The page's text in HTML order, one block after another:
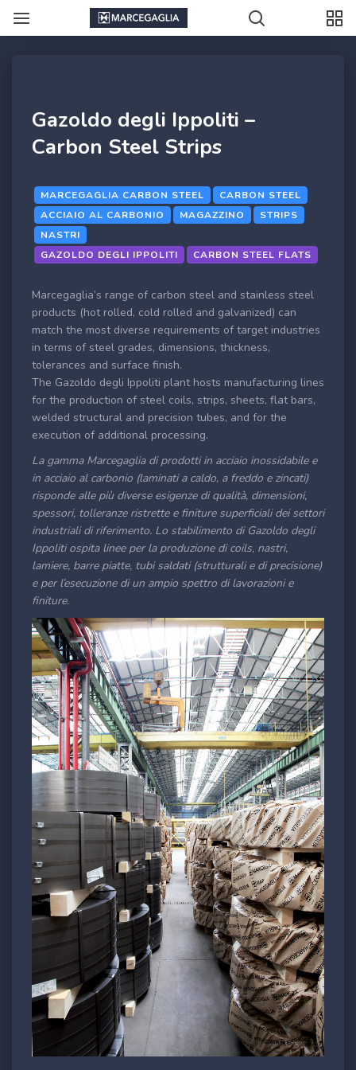
Gazoldo degli Ippoliti –
Carbon Steel Strips
MARCEGAGLIA CARBON STEEL
CARBON STEEL
ACCIAIO AL CARBONIO
MAGAZZINO
STRIPS
NASTRI
GAZOLDO DEGLI IPPOLITI
CARBON STEEL FLATS
Marcegaglia’s range of carbon steel and stainless steel
products (hot rolled, cold rolled and galvanized) can
match the most diverse requirements of target industries
in terms of steel grades, dimensions, thickness,
tolerances and surface finish.
The Gazoldo degli Ippoliti plant hosts manufacturing lines
for the production of steel coils, strips, sheets, flat bars,
welded structural and precision tubes, and for the
execution of additional processing.
La gamma Marcegaglia di prodotti in acciaio inossidabile e
in acciaio al carbonio (laminati a caldo, a freddo e zincati)
risponde alle più diverse esigenze di qualità, dimensioni,
spessori, tolleranze ristrette e finiture superficiali dei settori
industriali di riferimento. Lo stabilimento di Gazoldo degli
Ippoliti ospita linee per la produzione di coils, nastri,
lamiere, barre piatte, tubi saldati (strutturali e di precisione)
e per l’esecuzione di un ampio spettro di lavorazioni e
finiture.